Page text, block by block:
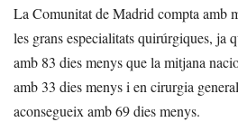
La Comunitat de Madrid compta amb
les grans especialitats quirúrgiques, ja
amb 83 dies menys que la mitjana
amb 33 dies menys i en cirurgia
aconsegueix amb 69 dies menys.